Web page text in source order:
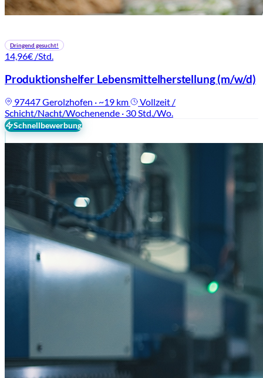
Dringend gesucht!
14,96€ /Std.
Produktionshelfer Lebensmittelherstellung(m/w/d)
97447 Gerolzhofen · ~19 km
Vollzeit /
Schicht/Nacht/Wochenende · 30 Std./Wo.
Schnellbewerbung